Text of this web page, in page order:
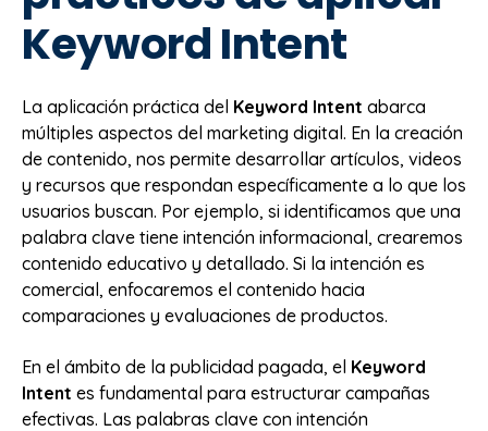
Keyword Intent
La aplicación práctica del Keyword Intent abarca
múltiples aspectos del marketing digital. En la creación
de contenido, nos permite desarrollar artículos, videos
y recursos que respondan específicamente a lo que los
usuarios buscan. Por ejemplo, si identificamos que una
palabra clave tiene intención informacional, crearemos
contenido educativo y detallado. Si la intención es
comercial, enfocaremos el contenido hacia
comparaciones y evaluaciones de productos.
En el ámbito de la publicidad pagada, el Keyword
Intent es fundamental para estructurar campañas
efectivas. Las palabras clave con intención